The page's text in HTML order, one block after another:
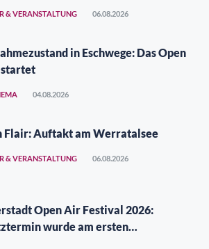
& VERANSTALTUNG 06.08.2026
in Eschwege: Das Open
04.08.2026
Flair: Auftakt am Werratalsee
& VERANSTALTUNG 06.08.2026
Open Air Festival 2026:
wurde am ersten